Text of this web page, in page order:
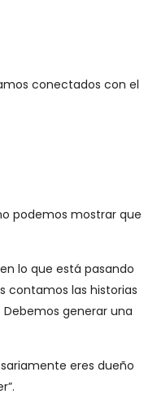
conectados con el
podemos mostrar que
lo que está pasando
contamos las historias
generar una
eres dueño